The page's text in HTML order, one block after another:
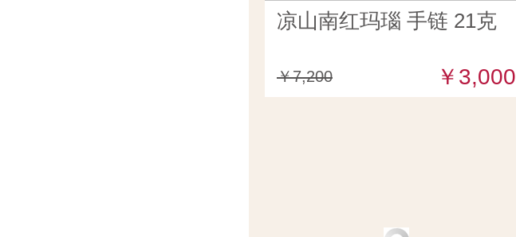
凉山南红玛瑙 手链 21克
￥7,200 ￥3,000